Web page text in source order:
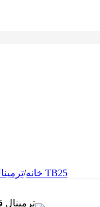
خانه/ ترمینال قدرت 5 پین 25 آمپری TB25